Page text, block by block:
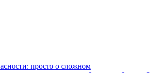
просто о сложном